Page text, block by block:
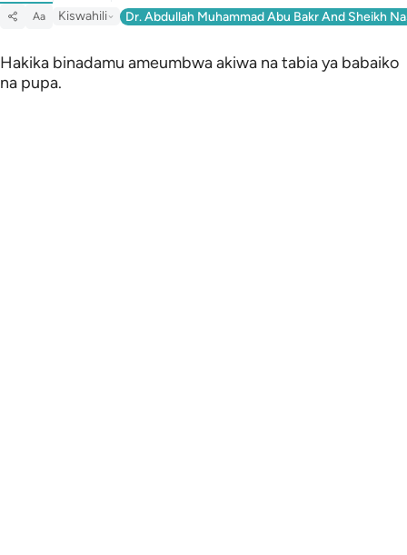
Aa Kiswahili Dr. Abdullah Muhammad Abu Bakr And Sheikh
Hakika binadamu ameumbwa akiwa na tabia ya babaiko
na pupa.